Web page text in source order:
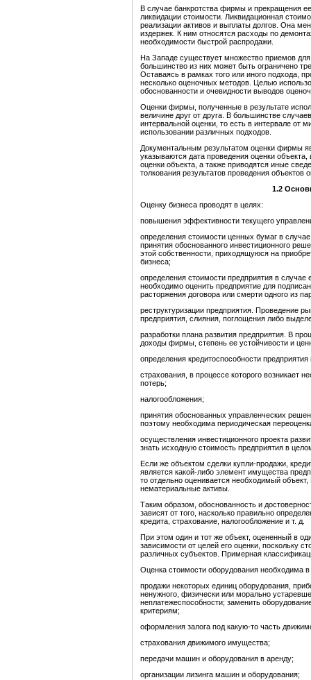
В случае банкротства фирмы и прекращения
ликвидации стоимости. Ликвидационная
реализации активов и выплаты долгов. Она
издержек. К ним относятся расходы по
необходимости быстрой распродажи.
На Западе существует множество приемов
большинство из них может быть ограничено
Оставаясь в рамках того или иного подхода,
несколько оценочных методов. Целью
обоснованности и очевидности выводов
Оценки фирмы, полученные в результате
величине друг от друга. В большинстве
интервальной оценки, то есть в интервале от
использовании различных подходов.
Документальным результатом оценки фирмы
указываются дата проведения оценки
оценки объекта, а также приводятся иные
толкования результатов проведения объектов
1.2
Оценку бизнеса проводят в целях:
повышения эффективности текущего
определения стоимости ценных бумаг в
принятия обоснованного инвестиционного
этой собственности, приходящуюся на
бизнеса;
определения стоимости предприятия в
необходимо оценить предприятие для
расторжения договора или смерти одного из
реструктуризации предприятия. Проведение
предприятия, слияния, поглощения либо
разработки плана развития предприятия. В
доходы фирмы, степень ее устойчивости и
определения кредитоспособности
страхования, в процессе которого возникает
потерь;
налогообложения;
принятия обоснованных управленческих
поэтому необходима периодическая
осуществления инвестиционного проекта
знать исходную стоимость предприятия в
Если же объектом сделки купли-продажи,
является какой-либо элемент имущества
то отдельно оценивается необходимый
нематериальные активы.
Таким образом, обоснованность и
зависят от того, насколько правильно
кредита, страхование, налогообложение и т. д.
При этом один и тот же объект, оцененный в
зависимости от целей его оценки, поскольку
различных субъектов. Примерная
Оценка стоимости оборудования необходима
продажи некоторых единиц оборудования,
ненужного, физически или морально
неплатежеспособности; заменить
критериям;
оформления залога под какую-то часть
страхования движимого имущества;
передачи машин и оборудования в аренду;
организации лизинга машин и оборудования;